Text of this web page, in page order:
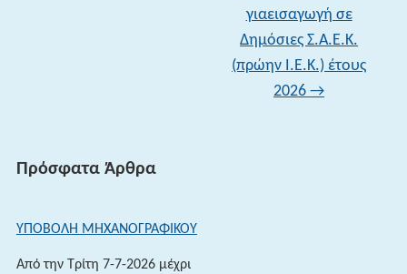
Πρόσφατα Άρθρα
ΥΠΟΒΟΛΗ ΜΗΧΑΝΟΓΡΑΦΙΚΟΥ
Από την Τρίτη 7-7-2026 μέχρι
γιαεισαγωγή σε
Δημόσιες Σ.Α.Ε.Κ.
(πρώην Ι.Ε.Κ.) έτους
2026→